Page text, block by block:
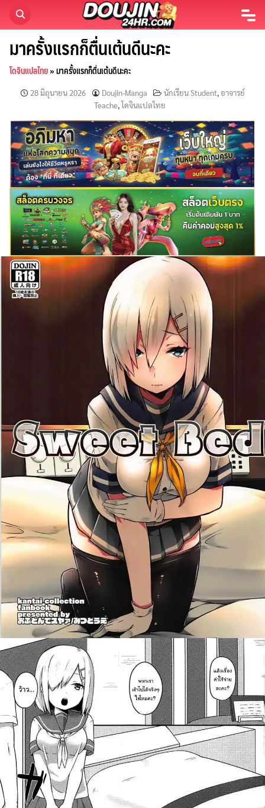
มาครั้งแรกก็ตื่นเต้นดีนะคะ
โดจินแปลไทย»มาครั้งแรกก็ตื่นเต้นดีนะคะ
28 มิถุนายน 2026 Doujin-Manga นักเรียน Student,อาจารย์
Teache,โดจินแปลไทย